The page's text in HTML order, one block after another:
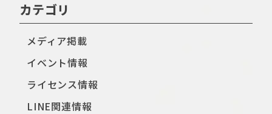
カテゴリ
メディア掲載
イベント情報
ライセンス情報
LINE関連情報